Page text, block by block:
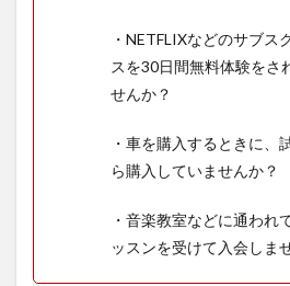
・NETFLIXなどのサブス
スを30日間無料体験をさ
せんか？
・車を購入するときに、
ら購入していませんか？
・音楽教室などに通われ
ッスンを受けて入会しま